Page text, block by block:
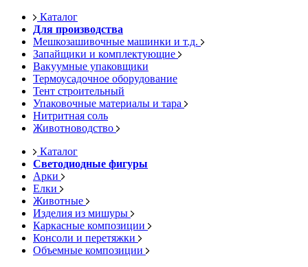
Каталог
Для производства
Мешкозашивочные машинки и т.д.
Запайщики и комплектующие
Вакуумные упаковщики
Термоусадочное оборудование
Тент строительный
Упаковочные материалы и тара
Нитритная соль
Животноводство
Каталог
Светодиодные фигуры
Арки
Елки
Животные
Изделия из мишуры
Каркасные композиции
Консоли и перетяжки
Объемные композиции